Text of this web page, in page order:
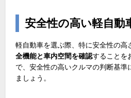
安全性の高い軽自動
軽自動車を選ぶ際、特に安全性の高
全機能と車内空間を確認することを
で、安全性の高いクルマの判断基準
ましょう。